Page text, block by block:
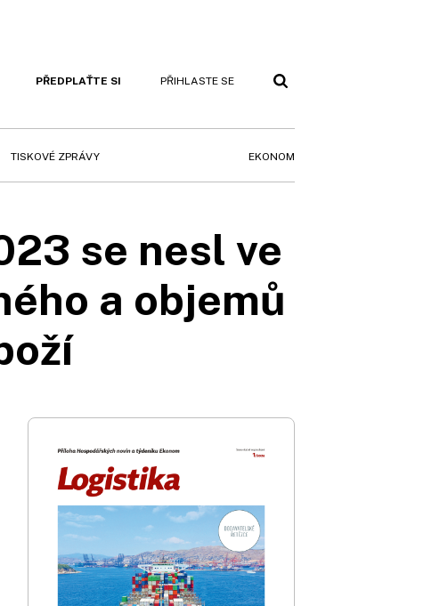
PŘEDPLAŤTE SI PŘIHLASTE SE
TISKOVÉ ZPRÁVY EKONOM
se nesl ve
a objemů